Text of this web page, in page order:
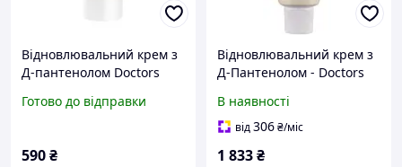
Відновлювальний крем з
Д-пантенолом Doctors
Madecell Cream, 20 мл
Готово до відправки
590₴
Відновлювальний крем з
Д-Пантенолом - Doctors
Madecell Cream 80ml
(1199467-2)
В наявності
від306₴/міс
1 833₴